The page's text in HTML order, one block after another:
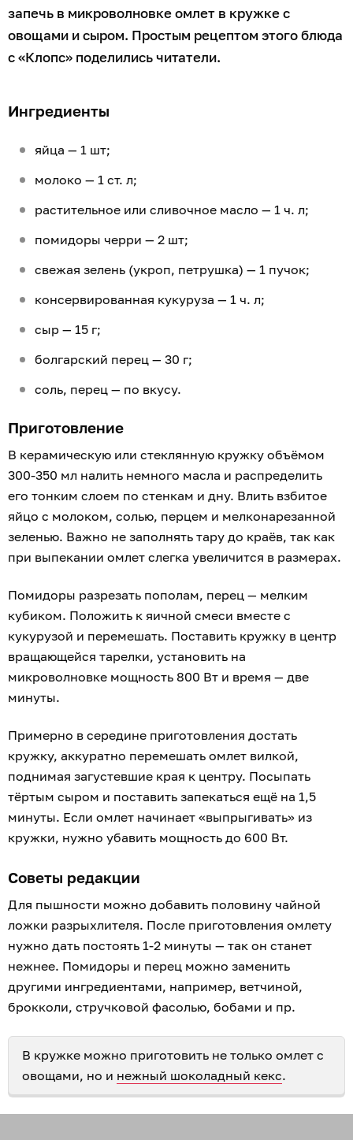
запечь в микроволновке омлет в кружке с
овощами и сыром. Простым рецептом этого блюда
с «Клопс» поделились читатели.
Ингредиенты
яйца — 1 шт;
молоко — 1 ст. л;
растительное или сливочное масло — 1 ч. л;
помидоры черри — 2 шт;
свежая зелень (укроп, петрушка) — 1 пучок;
консервированная кукуруза — 1 ч. л;
сыр — 15 г;
болгарский перец — 30 г;
соль, перец — по вкусу.
Приготовление
В керамическую или стеклянную кружку объёмом
300-350 мл налить немного масла и распределить
его тонким слоем по стенкам и дну. Влить взбитое
яйцо с молоком, солью, перцем и мелконарезанной
зеленью. Важно не заполнять тару до краёв, так как
при выпекании омлет слегка увеличится в размерах.
Помидоры разрезать пополам, перец — мелким
кубиком. Положить к яичной смеси вместе с
кукурузой и перемешать. Поставить кружку в центр
вращающейся тарелки, установить на
микроволновке мощность 800 Вт и время — две
минуты.
Примерно в середине приготовления достать
кружку, аккуратно перемешать омлет вилкой,
поднимая загустевшие края к центру. Посыпать
тёртым сыром и поставить запекаться ещё на 1,5
минуты. Если омлет начинает «выпрыгивать» из
кружки, нужно убавить мощность до 600 Вт.
Советы редакции
Для пышности можно добавить половину чайной
ложки разрыхлителя. После приготовления омлету
нужно дать постоять 1-2 минуты — так он станет
нежнее. Помидоры и перец можно заменить
другими ингредиентами, например, ветчиной,
брокколи, стручковой фасолью, бобами и пр.
В кружке можно приготовить не только омлет с
овощами, но и нежный шоколадный кекс.